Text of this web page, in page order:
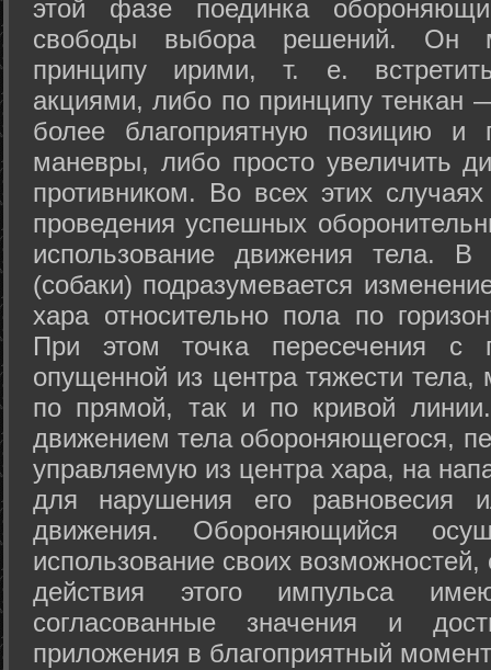
этой фазе поединка
свободы выбора решений. Он
принципу ирими, т. е.
акциями, либо по принципу тенкан
более благоприятную позицию и
маневры, либо просто увеличить
противником. Во всех этих
проведения успешных
использование движения тела.
(собаки) подразумевается
хара относительно пола по
При этом точка пересечения с
опущенной из центра тяжести
по прямой, так и по кривой
движением тела обороняющегося,
управляемую из центра хара, на
для нарушения его равновесия
движения. Обороняющийся
использование своих
действия этого импульса
согласованные значения и
приложения в благоприятный